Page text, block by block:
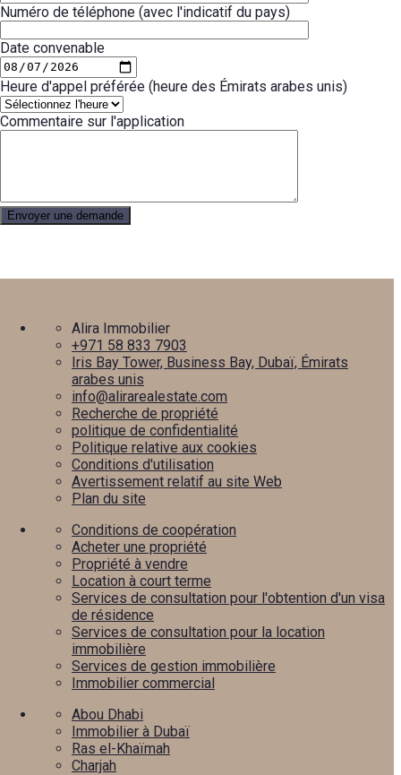
Numéro de téléphone (avec l'indicatif du pays)
Date convenable
Heure d'appel préférée (heure des Émirats arabes unis)
Commentaire sur l'application
Alira Immobilier
+971 58 833 7903
Iris Bay Tower, Business Bay, Dubaï, Émirats
arabes unis
info@alirarealestate.com
Recherche de propriété
politique de confidentialité
Politique relative aux cookies
Conditions d'utilisation
Avertissement relatif au site Web
Plan du site
Conditions de coopération
Acheter une propriété
Propriété à vendre
Location à court terme
Services de consultation pour l'obtention d'un visa
de résidence
Services de consultation pour la location
immobilière
Services de gestion immobilière
Immobilier commercial
Abou Dhabi
Immobilier à Dubaï
Ras el-Khaïmah
Charjah